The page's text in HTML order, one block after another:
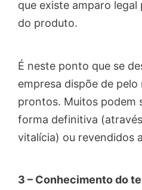
que existe amparo
do produto.
É neste ponto que se
empresa dispõe de
prontos. Muitos podem
forma definitiva
vitalícia) ou revendidos
3 – Conhecimento do